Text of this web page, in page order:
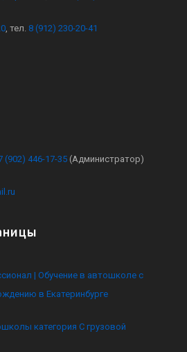
, тел. 8 (912) 230-20-41
(902) 446-17-35 (Администратор)
| Обучение в автошколе с
в Екатеринбурге
категория C грузовой